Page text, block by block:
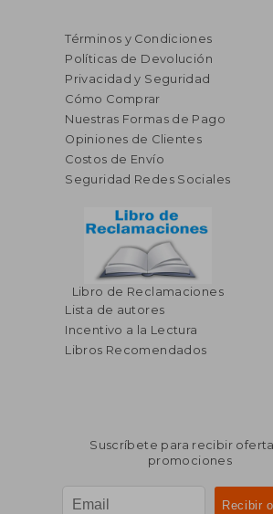
Términos y Condiciones
Políticas de Devolución
Privacidad y Seguridad
Cómo Comprar
Nuestras Formas de Pago
Opiniones de Clientes
Costos de Envío
Seguridad Redes Sociales
Libro de Reclamaciones
Lista de autores
Incentivo a la Lectura
Libros Recomendados
Suscríbete para recibir
promociones